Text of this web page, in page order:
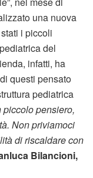
una nuova
i piccoli
del
infatti, ha
questi pensato
pediatrica
piccolo pensiero,
Non priviamoci
di riscaldare con
Bilancioni,